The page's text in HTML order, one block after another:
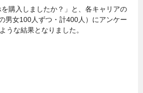
を購入しましたか？」と、各キャリアの
男女100人ずつ・計400人）にアンケー
うな結果となりました。